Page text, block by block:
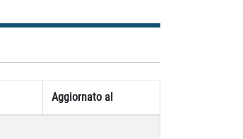
Aggiornato al